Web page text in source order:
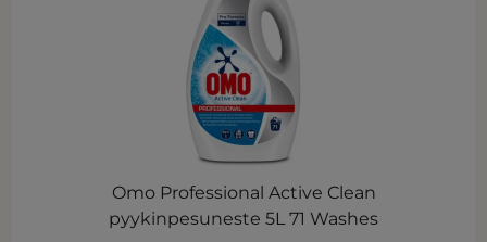
Omo Professional Active Clean
pyykinpesuneste 5L 71 Washes